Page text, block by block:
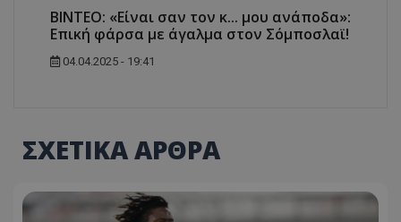
BINTEO: «Είναι σαν τον κ... μου ανάποδα»:
Επική φάρσα με άγαλμα στον Σόμποσλαϊ!
04.04.2025 - 19:41
ΣΧΕΤΙΚΑ ΑΡΘΡΑ